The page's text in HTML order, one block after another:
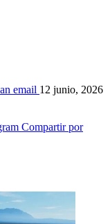
email 12 junio, 2026
Compartir por